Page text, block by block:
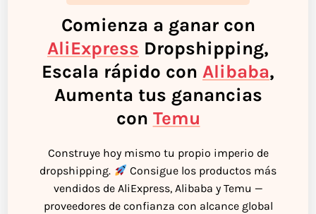
Comienza a ganar con
AliExpress Dropshipping,
Escala rápido con Alibaba,
Aumenta tus ganancias
con Temu
Construye hoy mismo tu propio imperio de
dropshipping.
Consigue los productos más
vendidos de AliExpress, Alibaba y Temu —
proveedores de confianza con alcance global